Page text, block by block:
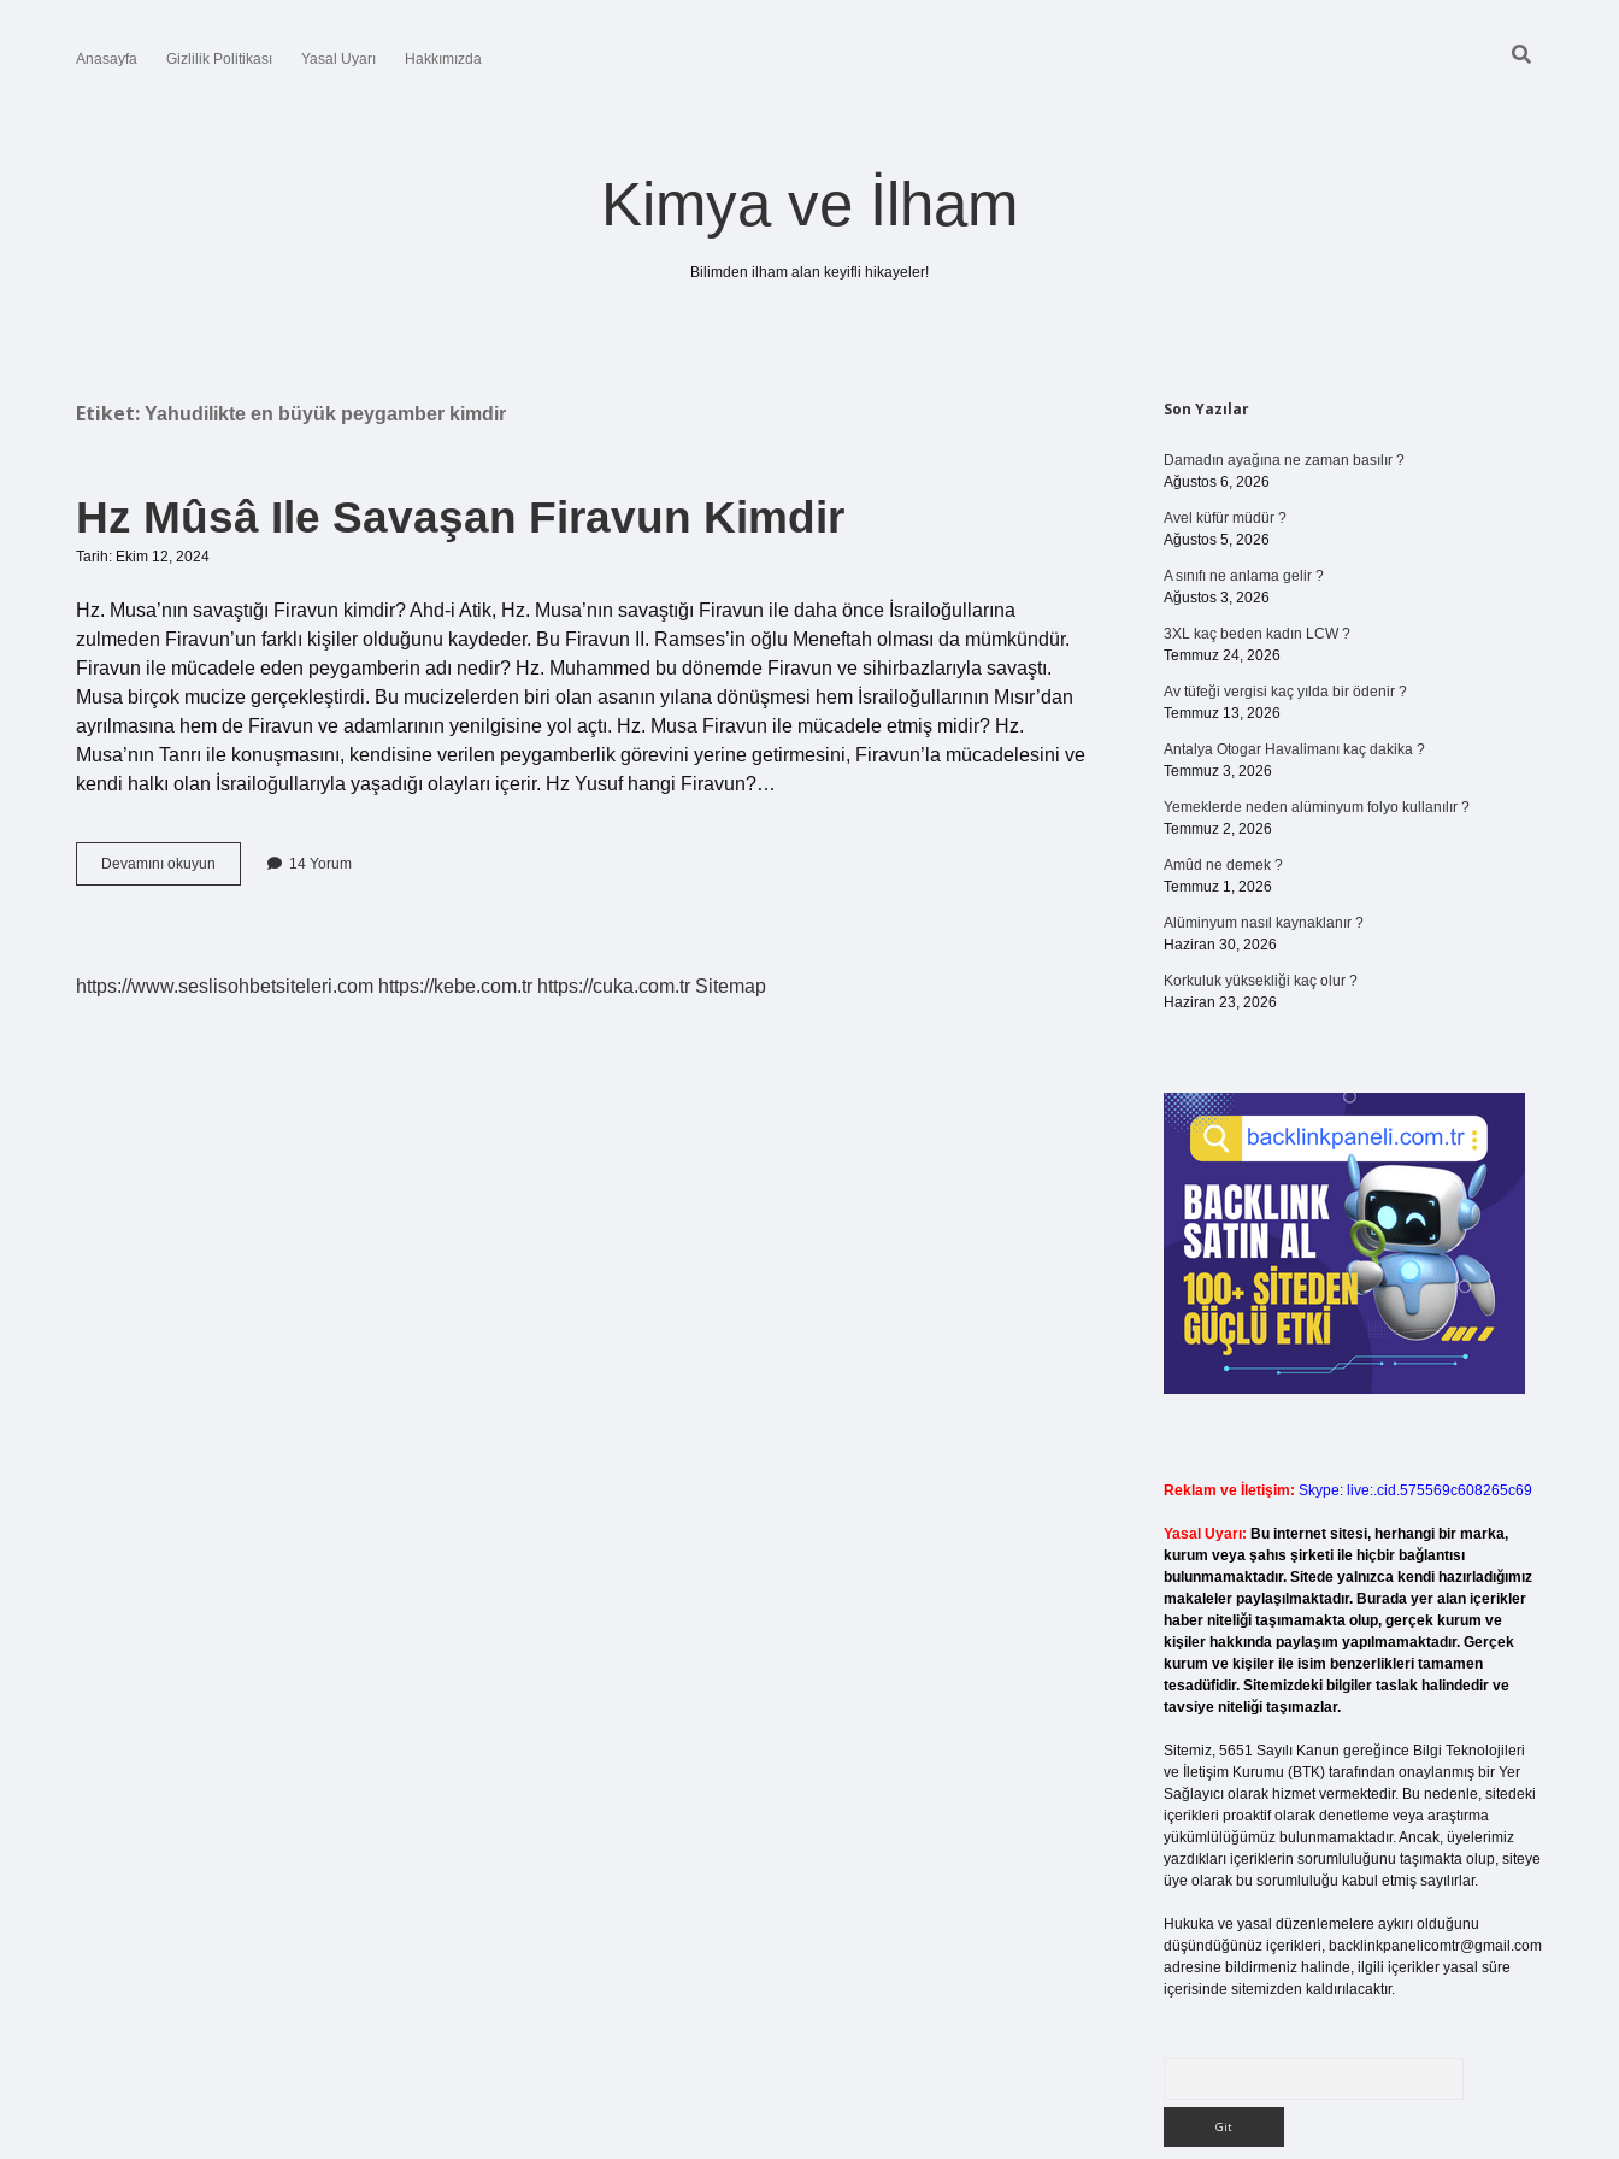
Anasayfa Gizlilik Politikası Yasal Uyarı Hakkımızda
Kimya ve İlham
Bilimden ilham alan keyifli hikayeler!
Etiket: Yahudilikte en büyük peygamber kimdir
Hz Mûsâ Ile Savaşan Firavun Kimdir
Tarih: Ekim 12, 2024
Hz. Musa’nın savaştığı Firavun kimdir? Ahd-i Atik, Hz. Musa’nın savaştığı Firavun ile daha önce İsrailoğullarına
zulmeden Firavun’un farklı kişiler olduğunu kaydeder. Bu Firavun II. Ramses’in oğlu Meneftah olması da mümkündür.
Firavun ile mücadele eden peygamberin adı nedir? Hz. Muhammed bu dönemde Firavun ve sihirbazlarıyla savaştı.
Musa birçok mucize gerçekleştirdi. Bu mucizelerden biri olan asanın yılana dönüşmesi hem İsrailoğullarının Mısır’dan
ayrılmasına hem de Firavun ve adamlarının yenilgisine yol açtı. Hz. Musa Firavun ile mücadele etmiş midir? Hz.
Musa’nın Tanrı ile konuşmasını, kendisine verilen peygamberlik görevini yerine getirmesini, Firavun’la mücadelesini ve
kendi halkı olan İsrailoğullarıyla yaşadığı olayları içerir. Hz Yusuf hangi Firavun?…
Devamını okuyun
Mûsâ
14 Yorum
https://www.seslisohbetsiteleri.com https://kebe.com.tr https://cuka.com.tr Sitemap
Sidebar
Son Yazılar
Damadın ayağına ne zaman basılır ?
Ağustos 6, 2026
Avel küfür müdür ?
Ağustos 5, 2026
A sınıfı ne anlama gelir ?
Ağustos 3, 2026
3XL kaç beden kadın LCW ?
Temmuz 24, 2026
Av tüfeği vergisi kaç yılda bir ödenir ?
Temmuz 13, 2026
Antalya Otogar Havalimanı kaç dakika ?
Temmuz 3, 2026
Yemeklerde neden alüminyum folyo kullanılır ?
Temmuz 2, 2026
Amûd ne demek ?
Temmuz 1, 2026
Alüminyum nasıl kaynaklanır ?
Haziran 30, 2026
Korkuluk yüksekliği kaç olur ?
Haziran 23, 2026
Reklam ve İletişim: Skype: live:.cid.575569c608265c69
Yasal Uyarı: Bu internet sitesi, herhangi bir marka,
kurum veya şahıs şirketi ile hiçbir bağlantısı
bulunmamaktadır. Sitede yalnızca kendi hazırladığımız
makaleler paylaşılmaktadır. Burada yer alan içerikler
haber niteliği taşımamakta olup, gerçek kurum ve
kişiler hakkında paylaşım yapılmamaktadır. Gerçek
kurum ve kişiler ile isim benzerlikleri tamamen
tesadüfidir. Sitemizdeki bilgiler taslak halindedir ve
tavsiye niteliği taşımazlar.
Sitemiz, 5651 Sayılı Kanun gereğince Bilgi Teknolojileri
ve İletişim Kurumu (BTK) tarafından onaylanmış bir Yer
Sağlayıcı olarak hizmet vermektedir. Bu nedenle, sitedeki
içerikleri proaktif olarak denetleme veya araştırma
yükümlülüğümüz bulunmamaktadır. Ancak, üyelerimiz
yazdıkları içeriklerin sorumluluğunu taşımakta olup, siteye
üye olarak bu sorumluluğu kabul etmiş sayılırlar.
Hukuka ve yasal düzenlemelere aykırı olduğunu
düşündüğünüz içerikleri, backlinkpanelicomtr@gmail.com
adresine bildirmeniz halinde, ilgili içerikler yasal süre
içerisinde sitemizden kaldırılacaktır.